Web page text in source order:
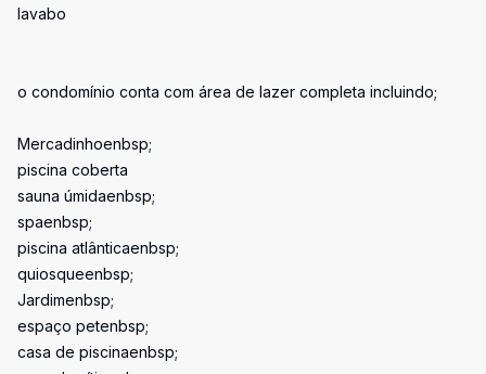
lavabo
o condomínio conta com área de lazer completa incluindo;
Mercadinhoenbsp;
piscina coberta
sauna úmidaenbsp;
spaenbsp;
piscina atlânticaenbsp;
quiosqueenbsp;
Jardimenbsp;
espaço petenbsp;
casa de piscinaenbsp;